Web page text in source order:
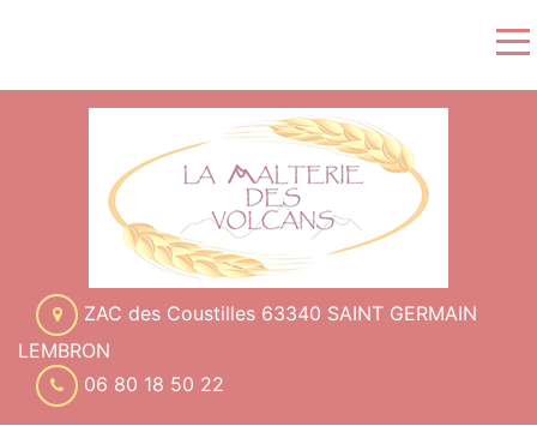
ZAC des Coustilles 63340 SAINT GERMAIN
LEMBRON
06 80 18 50 22